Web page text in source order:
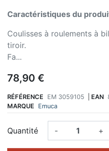
Caractéristiques du
Coulisses à roulements à
tiroir.
Fa...
78,90 €
RÉFÉRENCE EM 3059105 EAN
MARQUE
Emuca
Quantité - +